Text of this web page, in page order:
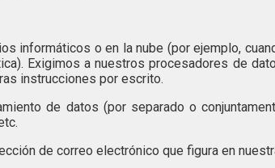
informáticos o en la nube (por ejemplo,
Exigimos a nuestros procesadores de
instrucciones por escrito.
de datos (por separado o
de correo electrónico que figura en